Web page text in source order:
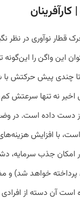
قطار نوآوری در نظر
این واگن را
تا چندی پیش حرکتش
نه تنها سرعتش
از دست داده است. در
است، با افزایش
امکان جذب سرمایه،
پرداخته خواهد شد) و
آن دسته از افرادی